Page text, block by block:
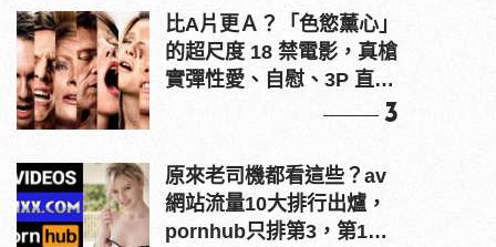
比A片更Ａ？「色慾薰心」
的超尺度 18 禁電影，真槍
實彈性愛、自慰、3P 直接
3
原來老司機都看這些？av
網站流量10大排行出爐，
pornhub只排第3，第1名